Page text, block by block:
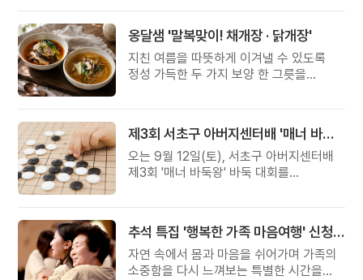
옹달샘 '말복맞이! 채개장 · 닭개장'
지친 여름을 따뜻하게 이겨낼 수 있도록
정성 가득한 두 가지 보양 한 그릇을
제3회 서초구 아버지센터배 '매너 바둑왕' 대회
오는 9월 12일(토), 서초구 아버지센터배
제3회 '매너 바둑왕' 바둑 대회를
추석 특집 '행복한 가족 마음여행' 신청 안내
자연 속에서 몸과 마음을 쉬어가며 가족의
소중함을 다시 느껴보는 특별한 시간을